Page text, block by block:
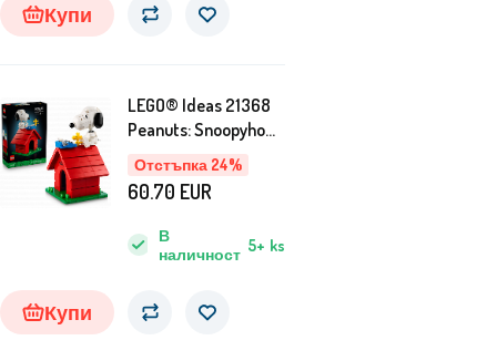
Купи
Отстъпка 24%
LEGO® Ideas 21368
Peanuts: Snoopyho
bouda
В
наличност 5+ ks
60.70 EUR
Купи